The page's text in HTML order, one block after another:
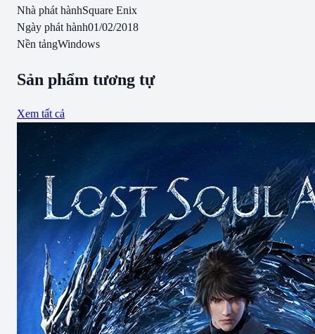
Nhà phát hànhSquare Enix
Ngày phát hành01/02/2018
Nền tảngWindows
Sản phẩm tương tự
Xem tất cả